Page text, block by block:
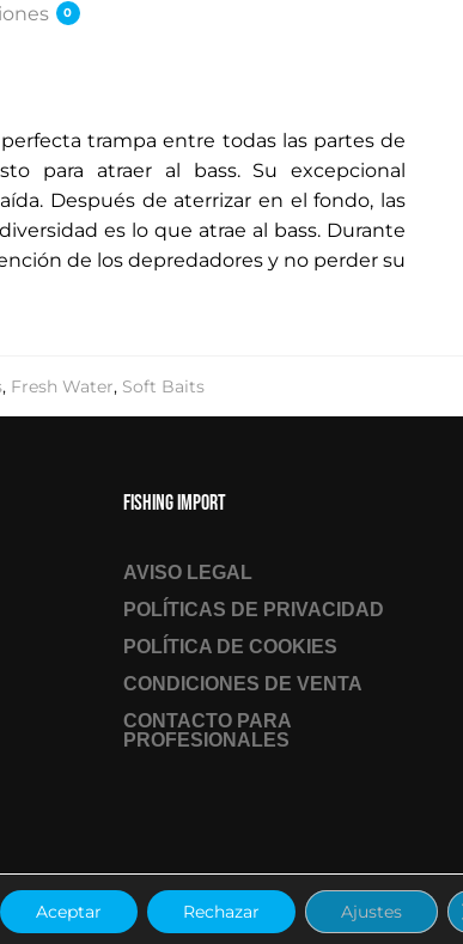
0
trampa entre todas las partes de
para atraer al bass. Su excepcional
Después de aterrizar en el fondo, las
es lo que atrae al bass. Durante
de los depredadores y no perder su
, Fresh Water, Soft Baits
Fishing Import
AVISO LEGAL
POLÍTICAS DE PRIVACIDAD
POLÍTICA DE COOKIES
CONDICIONES DE VENTA
CONTACTO PARA
PROFESIONALES
Aceptar Rechazar Ajustes